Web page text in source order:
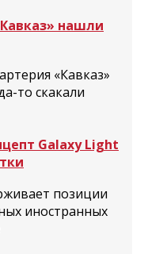
нашли
«Кавказ»
то скакали
Galaxy Light
позиции
иностранных